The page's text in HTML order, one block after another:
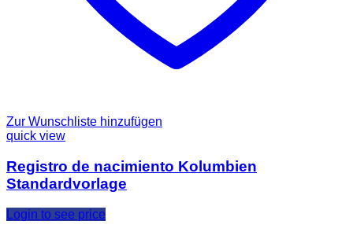
Zur Wunschliste hinzufügen
quick view
Registro de nacimiento Kolumbien
Standardvorlage
Login to see price